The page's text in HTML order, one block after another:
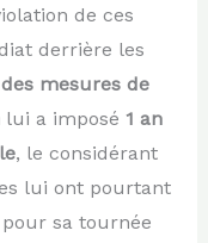
de ces
derrière les
mesures de
lui a imposé 1 an
, le considérant
lui ont pourtant
sa tournée